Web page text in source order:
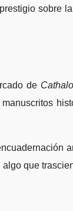
sobre
de
que